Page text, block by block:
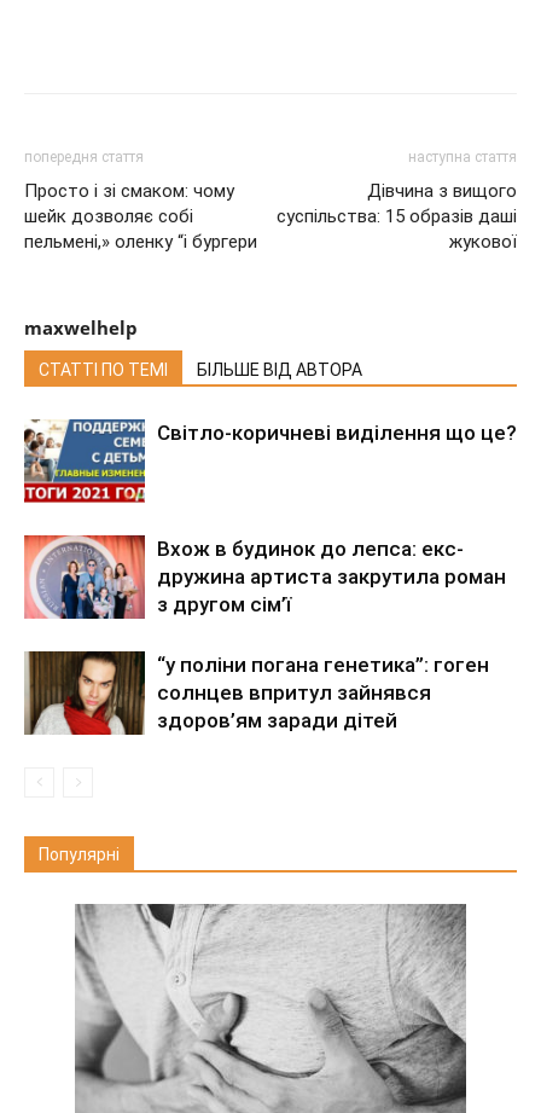
попередня стаття
Просто і зі смаком: чому
шейк дозволяє собі
пельмені,» оленку “і бургери
наступна стаття
Дівчина з вищого
суспільства: 15 образів даші
жукової
maxwelhelp
СТАТТІ ПО ТЕМІ БІЛЬШЕ ВІД АВТОРА
Світло-коричневі виділення що це?
Вхож в будинок до лепса: екс-
дружина артиста закрутила роман
з другом сім’ї
“у поліни погана генетика”: гоген
солнцев впритул зайнявся
здоров’ям заради дітей
Популярні